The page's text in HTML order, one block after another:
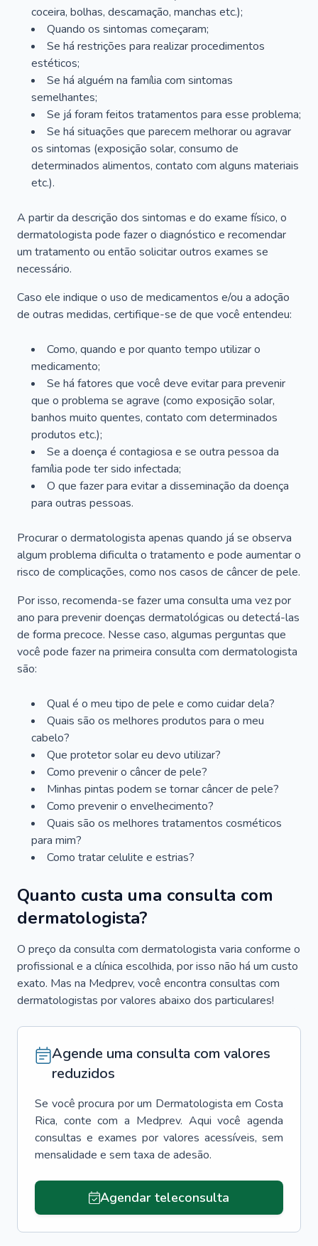
coceira, bolhas, descamação, manchas etc.);
Quando os sintomas começaram;
Se há restrições para realizar procedimentos
estéticos;
Se há alguém na família com sintomas
semelhantes;
Se já foram feitos tratamentos para esse problema;
Se há situações que parecem melhorar ou agravar
os sintomas (exposição solar, consumo de
determinados alimentos, contato com alguns materiais
etc.).
A partir da descrição dos sintomas e do exame físico, o
dermatologista pode fazer o diagnóstico e recomendar
um tratamento ou então solicitar outros exames se
necessário.
Caso ele indique o uso de medicamentos e/ou a adoção
de outras medidas, certifique-se de que você entendeu:
Como, quando e por quanto tempo utilizar o
medicamento;
Se há fatores que você deve evitar para prevenir
que o problema se agrave (como exposição solar,
banhos muito quentes, contato com determinados
produtos etc.);
Se a doença é contagiosa e se outra pessoa da
família pode ter sido infectada;
O que fazer para evitar a disseminação da doença
para outras pessoas.
Procurar o dermatologista apenas quando já se observa
algum problema dificulta o tratamento e pode aumentar o
risco de complicações, como nos casos de câncer de pele.
Por isso, recomenda-se fazer uma consulta uma vez por
ano para prevenir doenças dermatológicas ou detectá-las
de forma precoce. Nesse caso, algumas perguntas que
você pode fazer na primeira consulta com dermatologista
são:
Qual é o meu tipo de pele e como cuidar dela?
Quais são os melhores produtos para o meu
cabelo?
Que protetor solar eu devo utilizar?
Como prevenir o câncer de pele?
Minhas pintas podem se tornar câncer de pele?
Como prevenir o envelhecimento?
Quais são os melhores tratamentos cosméticos
para mim?
Como tratar celulite e estrias?
Quanto custa uma consulta com
dermatologista?
O preço da consulta com dermatologista varia conforme o
profissional e a clínica escolhida, por isso não há um custo
exato. Mas na Medprev, você encontra consultas com
dermatologistas por valores abaixo dos particulares!
Agende uma consulta com valores
reduzidos
Se você procura por um Dermatologista em Costa
Rica, conte com a Medprev. Aqui você agenda
consultas e exames por valores acessíveis, sem
mensalidade e sem taxa de adesão.
Agendar teleconsulta